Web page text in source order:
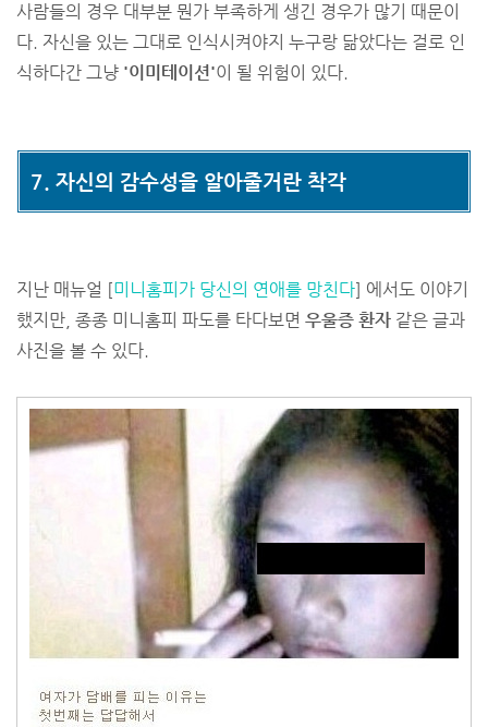
사람들의 경우 대부분 뭔가 부족하게 생긴 경우가 많기 때문이
다. 자신을 있는 그대로 인식시켜야지 누구랑 닮았다는 걸로 인
식하다간 그냥 '이미테이션'이 될 위험이 있다.
7. 자신의 감수성을 알아줄거란 착각
지난 매뉴얼 [미니홈피가 당신의 연애를 망친다] 에서도 이야기
했지만, 종종 미니홈피 파도를 타다보면 우울증 환자 같은 글과
사진을 볼 수 있다.